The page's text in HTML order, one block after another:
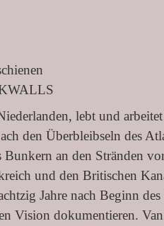
lebt und
den Überbleibseln des
an den Stränden
und den Britischen
Jahre nach Beginn
Vision dokumentieren.